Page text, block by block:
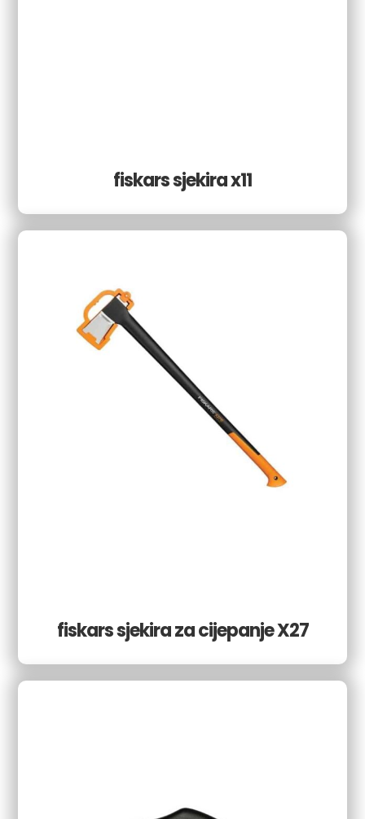
fiskars sjekira x11
fiskars sjekira za cijepanje X27